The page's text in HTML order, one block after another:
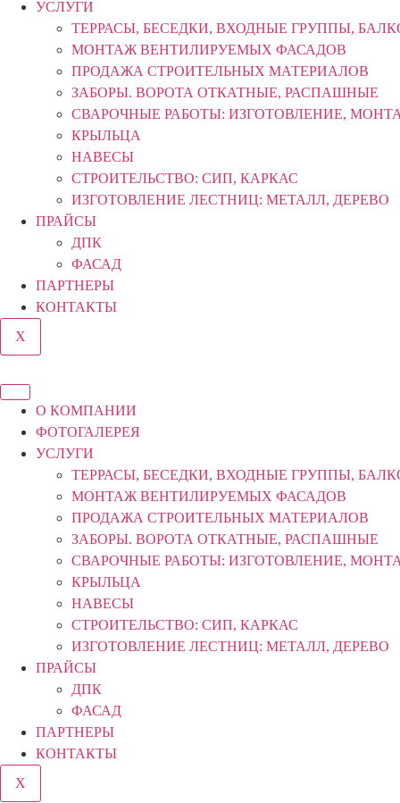
УСЛУГИ
ТЕРРАСЫ, БЕСЕДКИ, ВХОДНЫЕ ГРУППЫ,
МОНТАЖ ВЕНТИЛИРУЕМЫХ ФАСАДОВ
ПРОДАЖА СТРОИТЕЛЬНЫХ МАТЕРИАЛОВ
ЗАБОРЫ. ВОРОТА ОТКАТНЫЕ, РАСПАШНЫЕ
СВАРОЧНЫЕ РАБОТЫ: ИЗГОТОВЛЕНИЕ,
КРЫЛЬЦА
НАВЕСЫ
СТРОИТЕЛЬСТВО: СИП, КАРКАС
ИЗГОТОВЛЕНИЕ ЛЕСТНИЦ: МЕТАЛЛ, ДЕРЕВО
ПРАЙСЫ
ДПК
ФАСАД
ПАРТНЕРЫ
КОНТАКТЫ
X
О КОМПАНИИ
ФОТОГАЛЕРЕЯ
УСЛУГИ
ТЕРРАСЫ, БЕСЕДКИ, ВХОДНЫЕ ГРУППЫ,
МОНТАЖ ВЕНТИЛИРУЕМЫХ ФАСАДОВ
ПРОДАЖА СТРОИТЕЛЬНЫХ МАТЕРИАЛОВ
ЗАБОРЫ. ВОРОТА ОТКАТНЫЕ, РАСПАШНЫЕ
СВАРОЧНЫЕ РАБОТЫ: ИЗГОТОВЛЕНИЕ,
КРЫЛЬЦА
НАВЕСЫ
СТРОИТЕЛЬСТВО: СИП, КАРКАС
ИЗГОТОВЛЕНИЕ ЛЕСТНИЦ: МЕТАЛЛ, ДЕРЕВО
ПРАЙСЫ
ДПК
ФАСАД
ПАРТНЕРЫ
КОНТАКТЫ
X